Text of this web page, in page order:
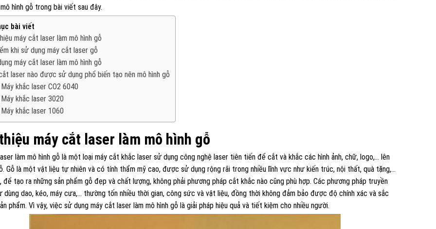
hình gỗ trong bài viết sau đây.
bài viết
máy cắt laser làm mô hình gỗ
khi sử dụng máy cắt laser gỗ
máy cắt laser làm mô hình gỗ
laser nào được sử dụng phổ biến tạo nên mô hình gỗ
Máy khắc laser CO2 6040
Máy khắc laser 3020
Máy khắc laser 1060
máy cắt laser làm mô hình gỗ
làm mô hình gỗ là một loại máy cắt khắc laser sử dụng công nghệ laser tiên tiến để cắt và khắc các hình ảnh, chữ, logo,… lên
Gỗ là một vật liệu tự nhiên và có tính thẩm mỹ cao, được sử dụng rộng rãi trong nhiều lĩnh vực như kiến trúc, nội thất, quà tặng,…
để tạo ra những sản phẩm gỗ đẹp và chất lượng, không phải phương pháp cắt khắc nào cũng phù hợp. Các phương pháp truyền
dùng dao, kéo, máy cưa,… thường tốn nhiều thời gian, công sức và vật liệu, đồng thời không đảm bảo được độ chính xác và sắc
phẩm. Vì vậy, việc sử dụng máy cắt laser làm mô hình gỗ là giải pháp hiệu quả và tiết kiệm cho nhiều người.